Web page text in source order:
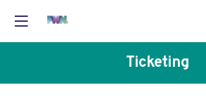
Ticketing